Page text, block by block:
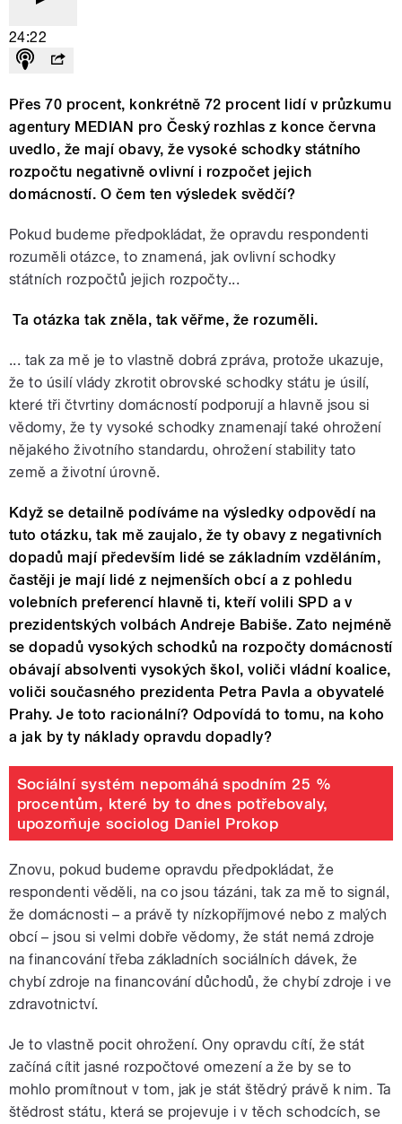
24:22
Přes 70 procent, konkrétně 72 procent lidí v průzkumu
agentury MEDIAN pro Český rozhlas z konce června
uvedlo, že mají obavy, že vysoké schodky státního
rozpočtu negativně ovlivní i rozpočet jejich
domácností. O čem ten výsledek svědčí?
Pokud budeme předpokládat, že opravdu respondenti
rozuměli otázce, to znamená, jak ovlivní schodky
státních rozpočtů jejich rozpočty...
Ta otázka tak zněla, tak věřme, že rozuměli.
... tak za mě je to vlastně dobrá zpráva, protože ukazuje,
že to úsilí vlády zkrotit obrovské schodky státu je úsilí,
které tři čtvrtiny domácností podporují a hlavně jsou si
vědomy, že ty vysoké schodky znamenají také ohrožení
nějakého životního standardu, ohrožení stability tato
země a životní úrovně.
Když se detailně podíváme na výsledky odpovědí na
tuto otázku, tak mě zaujalo, že ty obavy z negativních
dopadů mají především lidé se základním vzděláním,
častěji je mají lidé z nejmenších obcí a z pohledu
volebních preferencí hlavně ti, kteří volili SPD a v
prezidentských volbách Andreje Babiše. Zato nejméně
se dopadů vysokých schodků na rozpočty domácností
obávají absolventi vysokých škol, voliči vládní koalice,
voliči současného prezidenta Petra Pavla a obyvatelé
Prahy. Je toto racionální? Odpovídá to tomu, na koho
a jak by ty náklady opravdu dopadly?
Sociální systém nepomáhá spodním 25 %
procentům, které by to dnes potřebovaly,
upozorňuje sociolog Daniel Prokop
Znovu, pokud budeme opravdu předpokládat, že
respondenti věděli, na co jsou tázáni, tak za mě to signál,
že domácnosti – a právě ty nízkopříjmové nebo z malých
obcí – jsou si velmi dobře vědomy, že stát nemá zdroje
na financování třeba základních sociálních dávek, že
chybí zdroje na financování důchodů, že chybí zdroje i ve
zdravotnictví.
Je to vlastně pocit ohrožení. Ony opravdu cítí, že stát
začíná cítit jasné rozpočtové omezení a že by se to
mohlo promítnout v tom, jak je stát štědrý právě k nim. Ta
štědrost státu, která se projevuje i v těch schodcích, se